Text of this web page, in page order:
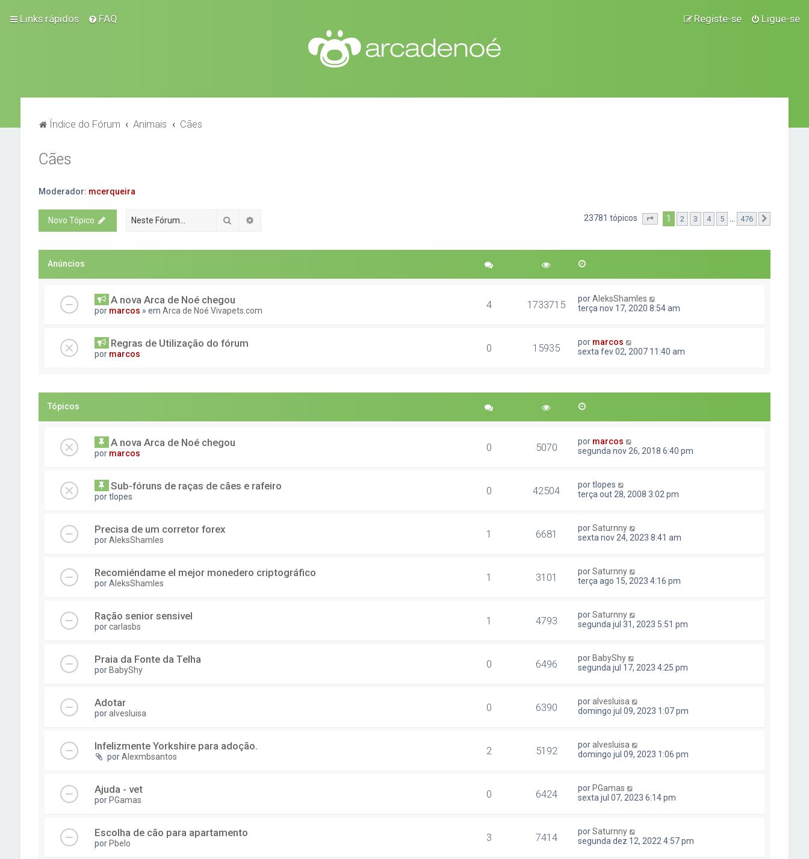
Links rápidos FAQ Ligue-se
Registe-se
Índice do Fórum Animais Cães
Cães
Moderador: mcerqueira
Novo Tópico Pesquisar 23781 tópicos Página 1de476
1 2 3 4 5 ... 476
Anúncios
A nova Arca de Noé chegou
por marcos » em Arca de Noé Vivapets.com 4 1733715 porAleksShamles
terça nov 17, 2020 8:54 am
Regras de Utilização do fórum
por marcos 0 15935 por marcos
sexta fev 02, 2007 11:40 am
Tópicos
A nova Arca de Noé chegou
por marcos 0 5070 por marcos
segunda nov 26, 2018 6:40 pm
Sub-fóruns de raças de cães e rafeiro
portlopes 0 42504 portlopes
terça out 28, 2008 3:02 pm
Precisa de um corretor forex
porAleksShamles 1 6681 porSaturnny
sexta nov 24, 2023 8:41 am
Recomiéndame el mejor monedero criptográfico
porAleksShamles 1 3101 porSaturnny
terça ago 15, 2023 4:16 pm
Ração senior sensivel
porcarlasbs 1 4793 porSaturnny
segunda jul 31, 2023 5:51 pm
Praia da Fonte da Telha
por BabyShy 0 6496 por BabyShy
segunda jul 17, 2023 4:25 pm
Adotar
poralvesluisa 0 6390 poralvesluisa
domingo jul 09, 2023 1:07 pm
Infelizmente Yorkshire para adoção.
porAlexmbsantos 2 5192 poralvesluisa
domingo jul 09, 2023 1:06 pm
Ajuda - vet
por PGamas 0 6424 por PGamas
sexta jul 07, 2023 6:14 pm
Escolha de cão para apartamento
por Pbelo 3 7414 porSaturnny
segunda dez 12, 2022 4:57 pm